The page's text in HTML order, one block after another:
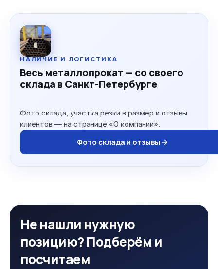
НАЛИЧИЕ И ЛОГИСТИКА
Весь металлопрокат — со своего
склада в Санкт-Петербурге
Фото склада, участка резки в размер и отзывы
клиентов — на странице «О компании».
Фото склада и отзывы
Не нашли нужную
позицию? Подберём и
посчитаем